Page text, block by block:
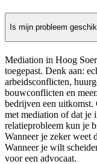
Is mijn probleem
Mediation in Hoog
toegepast. Denk aan:
arbeidsconflicten,
bouwconflicten en
bedrijven een
met mediation of dat je
relatieprobleem kun je
Wanneer je zeker weet
Wanneer je wilt
voor een advocaat.